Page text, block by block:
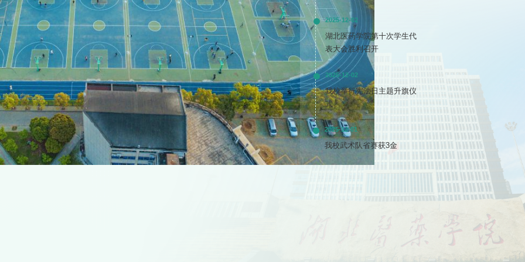
2025-12-02
湖北医药学院第十次学生代
表大会胜利召开
2025-12-02
我校举行宪法日主题升旗仪
式
2025-12-01
我校武术队省赛获3金